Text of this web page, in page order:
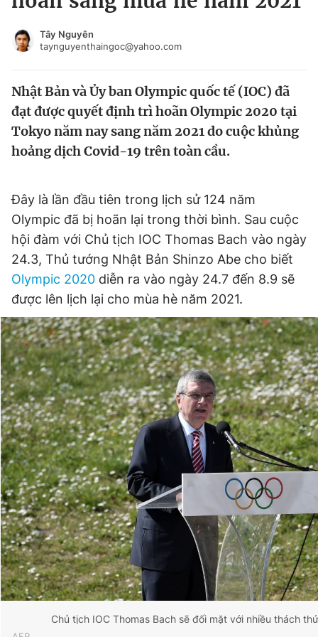
Chào ngày mới Tin 24h
Tin thị trường Tin 360
Video Magazine
Tiện ích Bạn cần biết
Thông tin tòa soạn Liên hệ quảng cáo
Đọc Thanh Niên trên điện thoại
Theo dõi báo trên
Hotline
0906 645 777
Liên hệ quảng cáo
0908 780 404
Đặt báo Quảng cáo RSS Tòa soạn Chính sách bảo
Tổng biên tập: Nguyễn Ngọc Toàn
Phó tổng biên tập thường trực: Hải Thành
Phó tổng biên tập: Lâm Hiếu Dũng
Phó tổng biên tập: Trần Việt Hưng
Tổng thư ký tòa soạn: Đức Trung
Tin đã xem
Tây Nguyên
taynguyenthaingoc@yahoo.com
Nhật Bản và Ủy ban Olympic quốc tế (IOC) đã
đạt được quyết định trì hoãn Olympic 2020 tại
Tokyo năm nay sang năm 2021 do cuộc khủng
hoảng dịch Covid-19 trên toàn cầu.
Đây là lần đầu tiên trong lịch sử 124 năm
Olympic đã bị hoãn lại trong thời bình. Sau cuộc
hội đàm với Chủ tịch IOC Thomas Bach vào ngày
24.3, Thủ tướng Nhật Bản Shinzo Abe cho biết
Olympic 2020 diễn ra vào ngày 24.7 đến 8.9 sẽ
được lên lịch lại cho mùa hè năm 2021.
Chủ tịch IOC Thomas Bach sẽ đối mặt với nhiều thách